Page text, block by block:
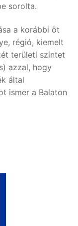
sorolta.
a korábbi öt
régió, kiemelt
területi szintet
azzal, hogy
által
ismer a Balaton